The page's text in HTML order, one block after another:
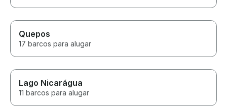
Quepos
17 barcos para alugar
Lago Nicarágua
11 barcos para alugar